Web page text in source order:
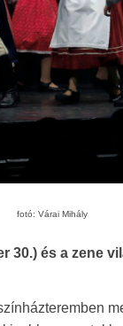
fotó: Várai Mihály
és a zene